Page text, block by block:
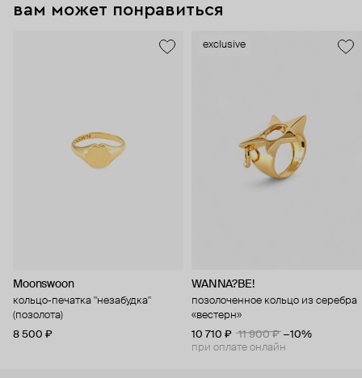
вам может понравиться
Moonswoon
кольцо-печатка "незабудка"
(позолота)
8 500 ₽
exclusive
WANNA?BE!
позолоченное кольцо из серебра
«вестерн»
10 710 ₽
11 900 ₽ −10%
при оплате онлайн